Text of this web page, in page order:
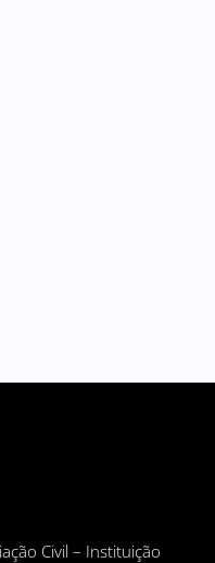
Civil – Instituição